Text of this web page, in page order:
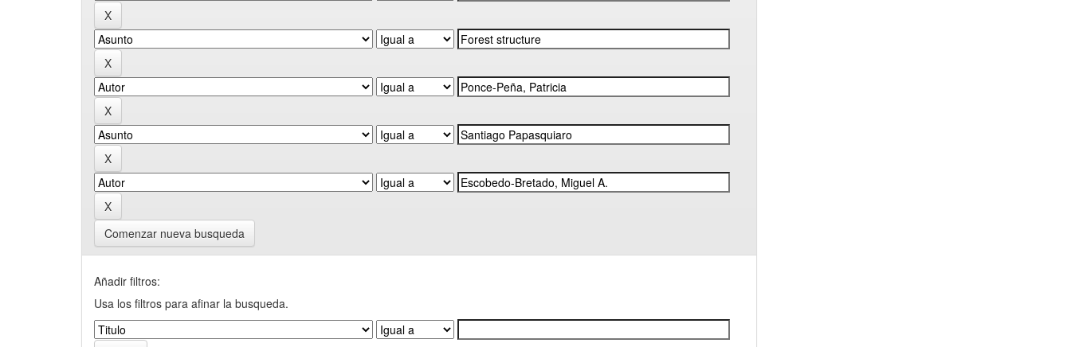
Comenzar nueva busqueda
Añadir filtros:
Usa los filtros para afinar la busqueda.